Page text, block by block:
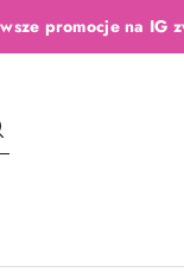
promocje na IG